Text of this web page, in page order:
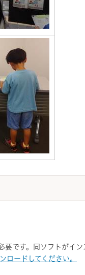
です。同ソフトがイ
ードしてください。